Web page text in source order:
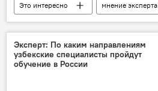
Это интересно
мнение эксперта
Геннадий Онищенко
здоровье
заболевания
Эксперт: По каким направлениям
узбекские специалисты пройдут
обучение в России